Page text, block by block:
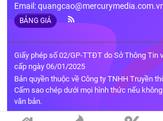
Email:
BẢNG GIÁ
Giấy phép số 02/GP-TTĐT do Sở Thông Tin
cấp ngày 06/01/2025
Bản quyền thuộc về Công ty TNHH Truyền
Cấm sao chép dưới mọi hình thức nếu
văn bản.